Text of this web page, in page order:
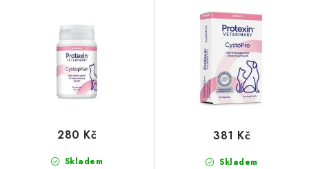
Skladem
280 Kč
Skladem
381 Kč